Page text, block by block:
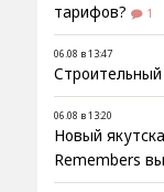
тарифов?
1
06.08 в 13:47
06.08 в 13:20
Новый
Remembers